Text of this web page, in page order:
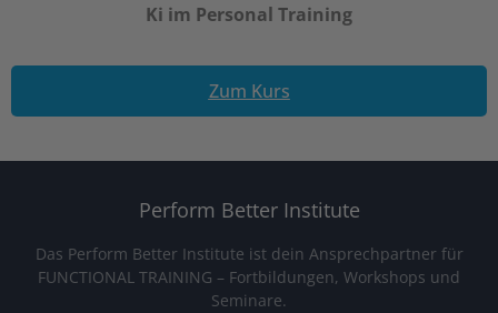
Ki im Personal Training
Zum Kurs
Perform Better Institute
Das Perform Better Institute ist dein Ansprechpartner für
FUNCTIONAL TRAINING – Fortbildungen, Workshops und
Seminare.